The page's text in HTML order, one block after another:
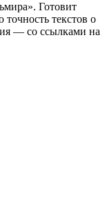
Готовит
точность текстов о
— со ссылками на